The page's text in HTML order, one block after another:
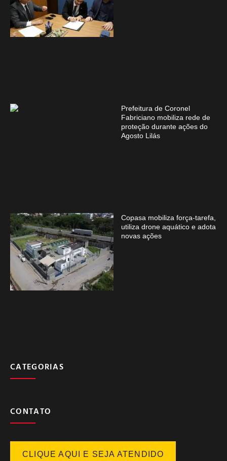
Prefeitura de Coronel
Fabriciano mobiliza rede de
proteção durante ações do
Agosto Lilás
Copasa mobiliza força-tarefa,
utiliza drone aquático e adota
novas ações
CATEGORIAS
CONTATO
CLIQUE AQUI E SEJA ATENDIDO